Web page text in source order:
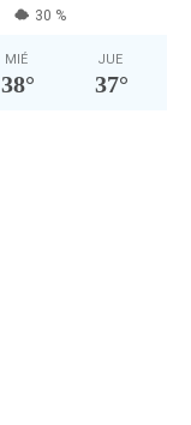
30 %
MIÉ
38°
JUE
37°